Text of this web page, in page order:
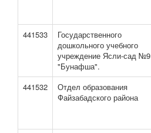
441533
Государственного
дошкольного учебного
учреждение Ясли-сад №9
"Бунафша".
441532
Отдел образования
Файзабадского района